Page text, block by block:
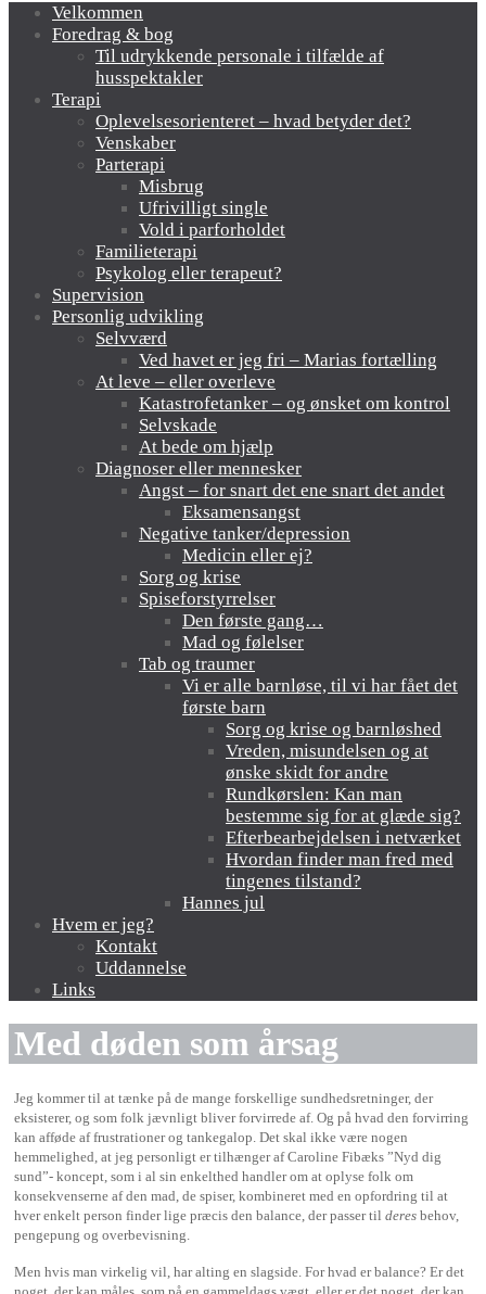
Velkommen
Foredrag & bog
Til udrykkende personale i tilfælde af
husspektakler
Terapi
Oplevelsesorienteret – hvad betyder det?
Venskaber
Parterapi
Misbrug
Ufrivilligt single
Vold i parforholdet
Familieterapi
Psykolog eller terapeut?
Supervision
Personlig udvikling
Selvværd
Ved havet er jeg fri – Marias fortælling
At leve – eller overleve
Katastrofetanker – og ønsket om kontrol
Selvskade
At bede om hjælp
Diagnoser eller mennesker
Angst – for snart det ene snart det andet
Eksamensangst
Negative tanker/depression
Medicin eller ej?
Sorg og krise
Spiseforstyrrelser
Den første gang…
Mad og følelser
Tab og traumer
Vi er alle barnløse, til vi har fået det
første barn
Sorg og krise og barnløshed
Vreden, misundelsen og at
ønske skidt for andre
Rundkørslen: Kan man
bestemme sig for at glæde sig?
Efterbearbejdelsen i netværket
Hvordan finder man fred med
tingenes tilstand?
Hannes jul
Hvem er jeg?
Kontakt
Uddannelse
Links
Med døden som årsag
Jeg kommer til at tænke på de mange forskellige sundhedsretninger, der
eksisterer, og som folk jævnligt bliver forvirrede af. Og på hvad den forvirring
kan afføde af frustrationer og tankegalop. Det skal ikke være nogen
hemmelighed, at jeg personligt er tilhænger af Caroline Fibæks ”Nyd dig
sund”- koncept, som i al sin enkelthed handler om at oplyse folk om
konsekvenserne af den mad, de spiser, kombineret med en opfordring til at
hver enkelt person finder lige præcis den balance, der passer til deres behov,
pengepung og overbevisning.
Men hvis man virkelig vil, har alting en slagside. For hvad er balance? Er det